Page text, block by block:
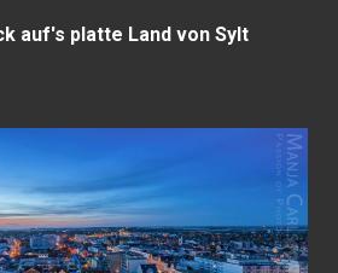
auf's platte Land von Sylt